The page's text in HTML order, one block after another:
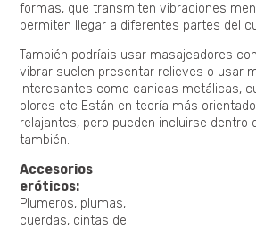
formas, que transmiten vibraciones
permiten llegar a diferentes partes del
También podríais usar masajeadores
vibrar suelen presentar relieves o usar
interesantes como canicas metálicas,
olores etc Están en teoría más
relajantes, pero pueden incluirse dentro
también.
Accesorios
eróticos:
Plumeros, plumas,
cuerdas, cintas de